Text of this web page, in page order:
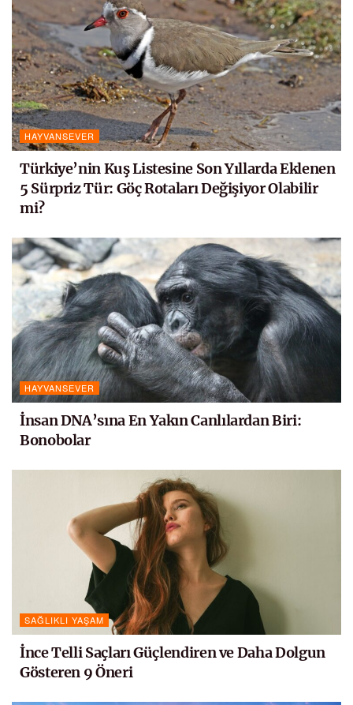
HAYVANSEVER
Türkiye’nin Kuş Listesine Son Yıllarda Eklenen
5 Sürpriz Tür: Göç Rotaları Değişiyor Olabilir
mi?
HAYVANSEVER
İnsan DNA’sına En Yakın Canlılardan Biri:
Bonobolar
SAĞLIKLI YAŞAM
İnce Telli Saçları Güçlendiren ve Daha Dolgun
Gösteren 9 Öneri